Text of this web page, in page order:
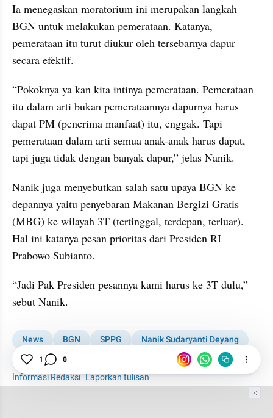
Ia menegaskan moratorium ini merupakan langkah
BGN untuk melakukan pemerataan. Katanya,
pemerataan itu turut diukur oleh tersebarnya dapur
secara efektif.
“Pokoknya ya kan kita intinya pemerataan. Pemerataan
itu dalam arti bukan pemerataannya dapurnya harus
dapat PM (penerima manfaat) itu, enggak. Tapi
pemerataan dalam arti semua anak-anak harus dapat,
tapi juga tidak dengan banyak dapur,” jelas Nanik.
Nanik juga menyebutkan salah satu upaya BGN ke
depannya yaitu penyebaran Makanan Bergizi Gratis
(MBG) ke wilayah 3T (tertinggal, terdepan, terluar).
Hal ini katanya pesan prioritas dari Presiden RI
Prabowo Subianto.
“Jadi Pak Presiden pesannya kami harus ke 3T dulu,”
sebut Nanik.
News BGN SPPG
Nanik Sudaryanti Deyang
MBG
Informasi Redaksi·Laporkan tulisan
1 0